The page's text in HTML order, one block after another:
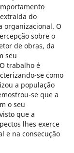
do
organizacional. O
sobre o
de obras, da
seu
trabalho é
se como
a população
se que a
o seu
que a
lhes exerce
e na consecução